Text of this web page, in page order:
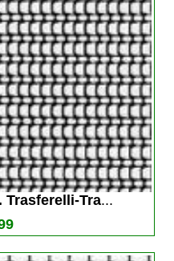
Trasferelli-Tra...